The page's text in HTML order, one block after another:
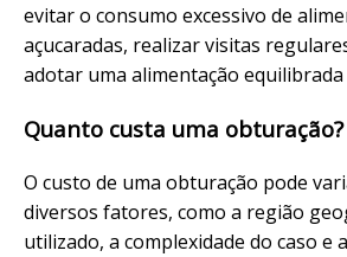
evitar o consumo excessivo de
açucaradas, realizar visitas
adotar uma alimentação equilibrada
Quanto custa uma obturação?
O custo de uma obturação pode
diversos fatores, como a região
utilizado, a complexidade do caso e